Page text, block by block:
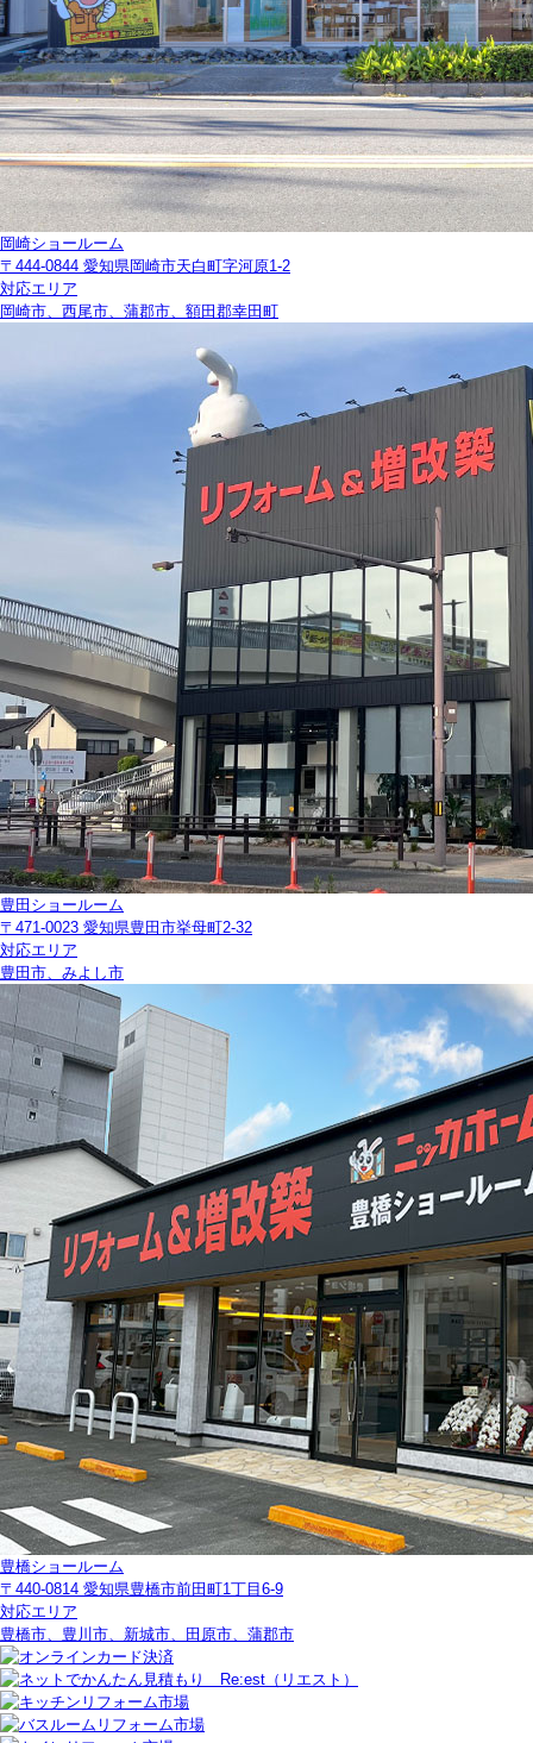
岡崎ショールーム
〒444-0844 愛知県岡崎市天白町字河原1-2
対応エリア
岡崎市、西尾市、蒲郡市、額田郡幸田町
豊田ショールーム
〒471-0023 愛知県豊田市挙母町2-32
対応エリア
豊田市、みよし市
豊橋ショールーム
〒440-0814 愛知県豊橋市前田町1丁目6-9
対応エリア
豊橋市、豊川市、新城市、田原市、蒲郡市